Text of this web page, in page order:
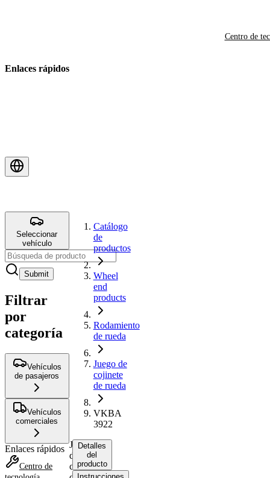
Centro de
Enlaces rápidos
Seleccionar
vehículo
Submit
Filtrar
por
categoría
Vehículos
de pasajeros
Vehículos
comerciales
Enlaces rápidos
Centro de
Catálogo
de
productos
Wheel
end
products
Rodamiento
de rueda
Juego de
cojinete
de rueda
VKBA
3922
Juego
de
cojinete
Detalles
del
producto